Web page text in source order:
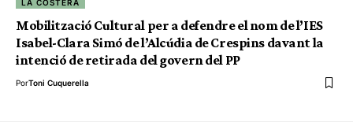
LA COSTERA
Mobilització Cultural per a defendre el nom de l’IES
Isabel-Clara Simó de l’Alcúdia de Crespins davant la
intenció de retirada del govern del PP
PorToni Cuquerella